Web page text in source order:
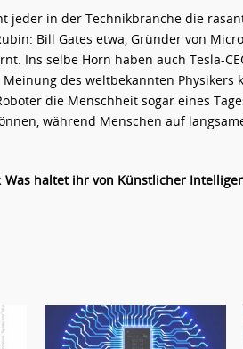
jeder in der Technikbranche die
Bill Gates etwa, Gründer von
Ins selbe Horn haben auch Tesla-
Meinung des weltbekannten
die Menschheit sogar eines
während Menschen auf
Was haltet ihr von Künstlicher